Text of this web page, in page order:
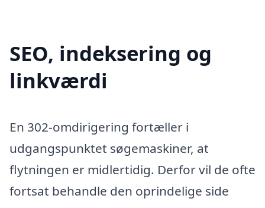
SEO, indeksering og
linkværdi
En 302-omdirigering fortæller i
udgangspunktet søgemaskiner, at
flytningen er midlertidig. Derfor vil de ofte
fortsat behandle den oprindelige side